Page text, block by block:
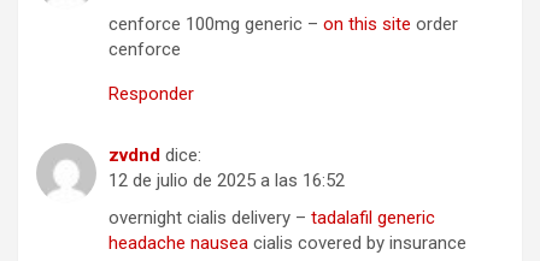
cenforce 100mg generic – on this site order
cenforce
Responder
zvdnd dice:
12 de julio de 2025 a las 16:52
overnight cialis delivery – tadalafil generic
headache nausea cialis covered by insurance